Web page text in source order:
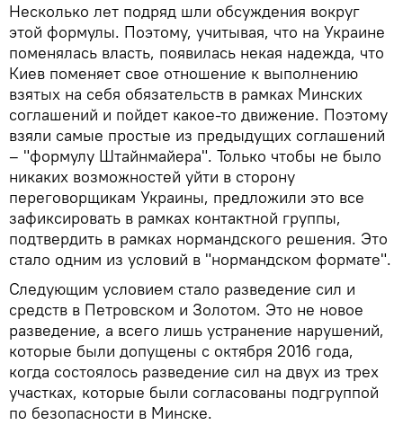
Несколько лет подряд шли обсуждения вокруг
этой формулы. Поэтому, учитывая, что на Украине
поменялась власть, появилась некая надежда, что
Киев поменяет свое отношение к выполнению
взятых на себя обязательств в рамках Минских
соглашений и пойдет какое-то движение. Поэтому
взяли самые простые из предыдущих соглашений
– "формулу Штайнмайера". Только чтобы не было
никаких возможностей уйти в сторону
переговорщикам Украины, предложили это все
зафиксировать в рамках контактной группы,
подтвердить в рамках нормандского решения. Это
стало одним из условий в "нормандском формате".
Следующим условием стало разведение сил и
средств в Петровском и Золотом. Это не новое
разведение, а всего лишь устранение нарушений,
которые были допущены с октября 2016 года,
когда состоялось разведение сил на двух из трех
участках, которые были согласованы подгруппой
по безопасности в Минске.